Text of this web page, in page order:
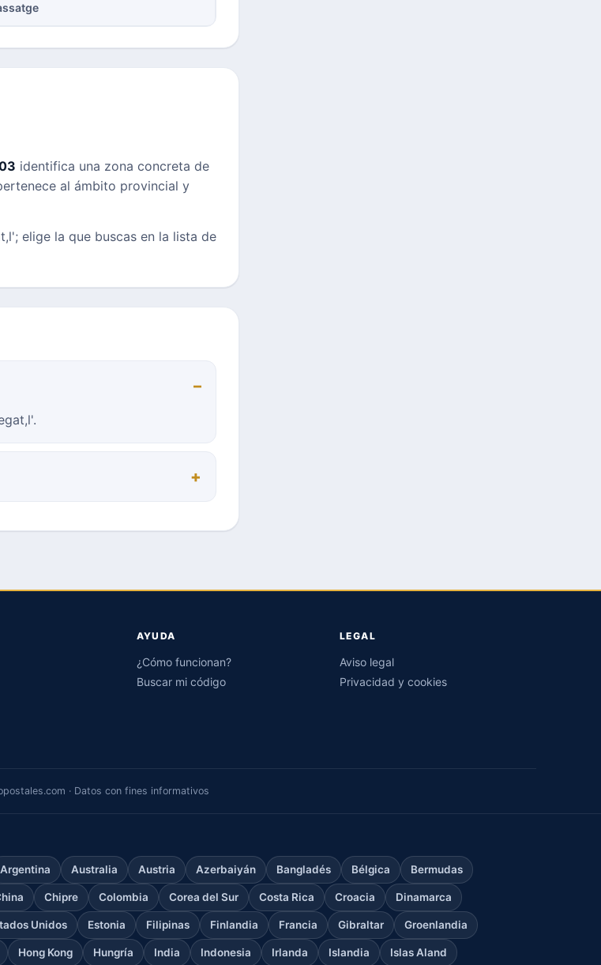
identifica una zona concreta de
al ámbito provincial y
elige la que buscas en la lista de
AYUDA
¿Cómo funcionan?
Buscar mi código
LEGAL
Aviso legal
Privacidad y cookies
· Datos con fines informativos
Argentina Australia Austria Azerbaiyán Bangladés Bélgica Bermudas
Chipre Colombia Corea del Sur Costa Rica Croacia Dinamarca
Unidos Estonia Filipinas Finlandia Francia Gibraltar Groenlandia
Hong Kong Hungría India Indonesia Irlanda Islandia Islas Aland